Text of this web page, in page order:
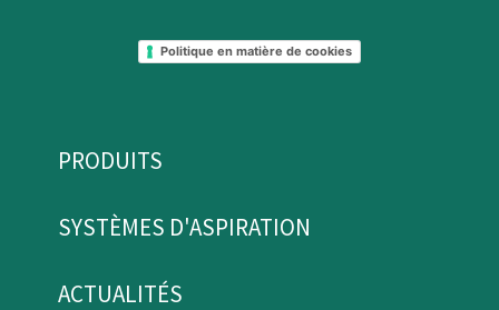
Politique en matière de cookies
PRODUITS
SYSTÈMES D'ASPIRATION
ACTUALITÉS